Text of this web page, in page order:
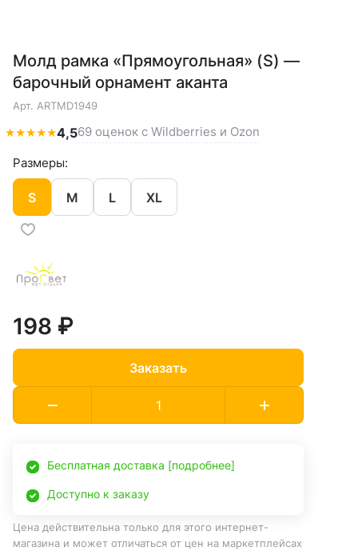
Молд рамка «Прямоугольная» (S) —
барочный орнамент аканта
Арт. ARTMD1949
★★★★★4,569 оценок с Wildberries и Ozon
Размеры:
S M L XL
198 ₽
Заказать
Бесплатная доставка [подробнее]
Доступно к заказу
Цена действительна только для этого интернет-
магазина и может отличаться от цен на маркетплейсах